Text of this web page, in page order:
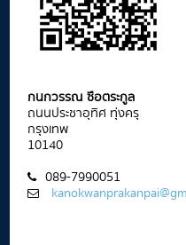
กนกวรรณ ซือตระกูล
ถนนประชาอุทิศ ทุ่งครุ
กรุงเทพ
10140
089-7990051